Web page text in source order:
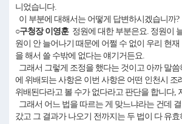
니었습니다.
이 부분에 대해서는 어떻게 답변하시겠습니까?
○구청장 이영훈정원에 대한 부분은요. 정원이
원이 안 늘어나기 때문에 어쩔 수 없이 우리 현
을 해서 쓸 수밖에 없다는 얘기거든요.
그래서 그렇게 조정을 했다는 것이고 아까 말씀
에 위배되는 사항은 이번 사항은 어떤 인천시 조
위배된다라고 볼 수가 없다라고 판단을 합니다,
그래서 어느 법을 따르는 게 맞느냐라는 건데
갔고 그 결과가 나오기 전까지는 두 법이 다 유